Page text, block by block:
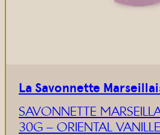
La Savonnette
SAVONNETTE
30G – ORIENTAL VANILLE